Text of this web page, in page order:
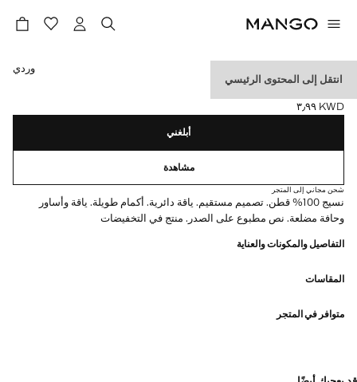
انتقل إلى المحتوى الرئيسي
قميص قطني بنص
السعر الحالي [KWD ٣٫٩٩ ]
KWD ٣٫٩٩
حدد اللون
وردي
أبلغني
مشاهدة
شحن مجاني إلى المتجر
نسيج 100% قطن. تصميم مستقيم. ياقة دائرية. أكمام طويلة. ياقة وأساور
وحافة مضلعة. نص مطبوع على الصدر. منتج في التخفيضات
التفاصيل والمكونات والعناية
المقاسات
متوافر في المتجر